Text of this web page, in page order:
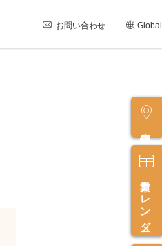
お問い合わせ Global
営業カレンダー